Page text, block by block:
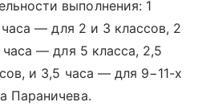
выполнения: 1
— для 2 и 3 классов, 2
— для 5 класса, 2,5
и 3,5 часа — для 9−11-х
Параничева.